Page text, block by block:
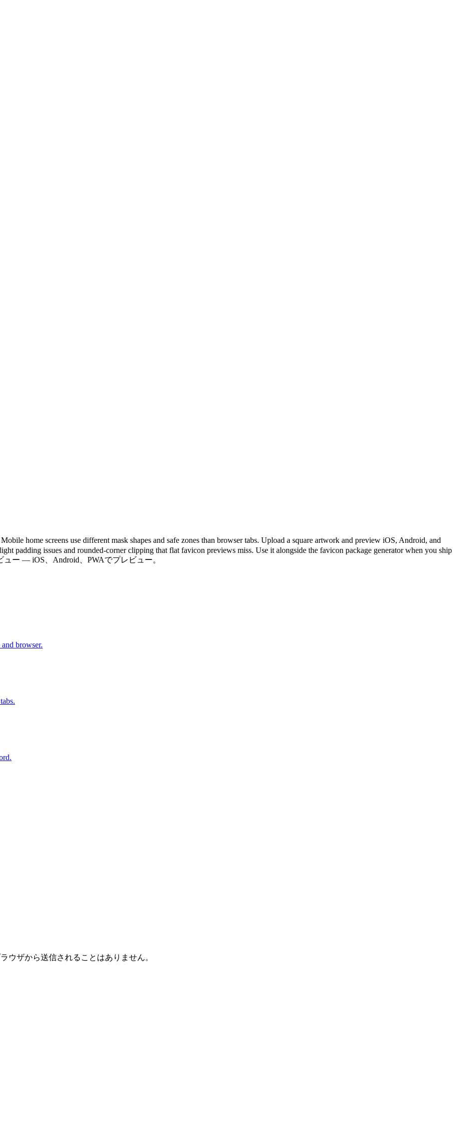
home screens use different mask shapes and safe zones than browser tabs. Upload a square artwork and preview iOS, Android, and
padding issues and rounded-corner clipping that flat favicon previews miss. Use it alongside the favicon package generator when you ship
ュー — iOS、Android、PWAでプレビュー。
browser.
ウザから送信されることはありません。